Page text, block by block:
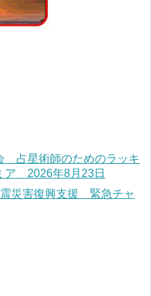
占星術師のためのラッキ
ア 2026年8月23日
震災害復興支援 緊急チャ